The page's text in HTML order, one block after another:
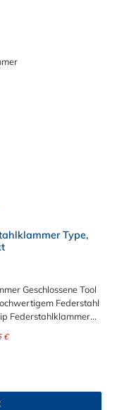
Type,
Geschlossene Tool
Federstahl
Federstahlklammer
auch häufig im
Klemme und mit
€